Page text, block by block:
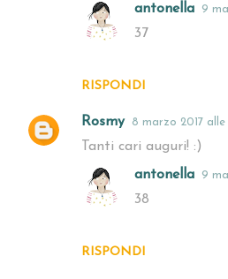
RISPONDI
antonella 9
37
Rosmy 8 marzo 2017 alle
Tanti cari auguri! :)
RISPONDI
antonella 9
38